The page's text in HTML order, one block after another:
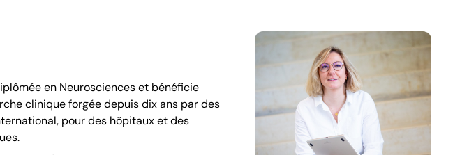
en Neurosciences et bénéficie
clinique forgée depuis dix ans par des
pour des hôpitaux et des